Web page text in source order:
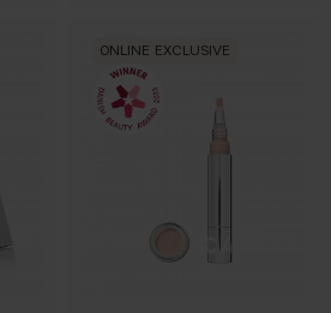
ONLINE EXCLUSIVE